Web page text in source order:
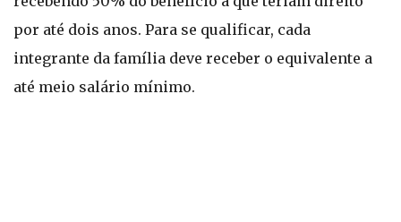
por até dois anos. Para se qualificar, cada
integrante da família deve receber o equivalente a
até meio salário mínimo.